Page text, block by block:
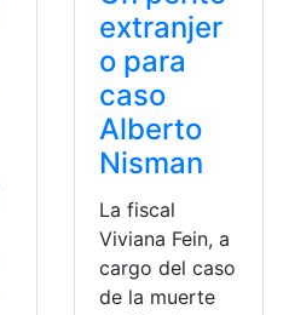
extranjer
o para
caso
Alberto
Nisman
La fiscal
Viviana Fein, a
cargo del caso
de la muerte